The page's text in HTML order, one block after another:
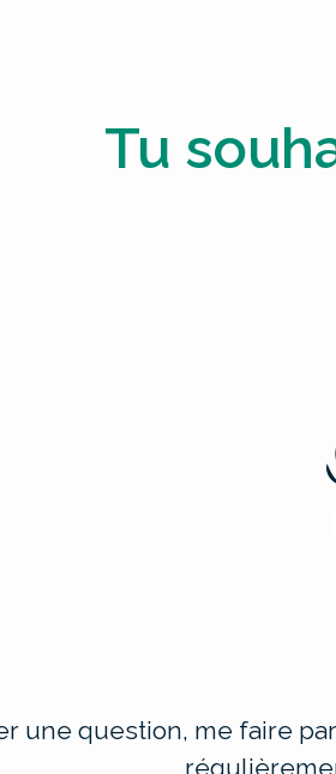
Tu
une question, me faire